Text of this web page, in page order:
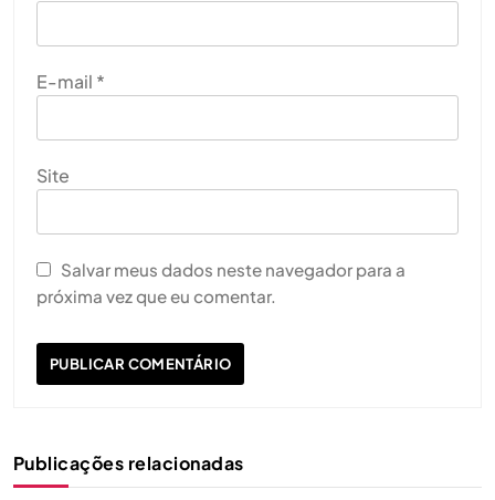
E-mail *
Site
Salvar meus dados neste navegador para a
próxima vez que eu comentar.
Publicações relacionadas